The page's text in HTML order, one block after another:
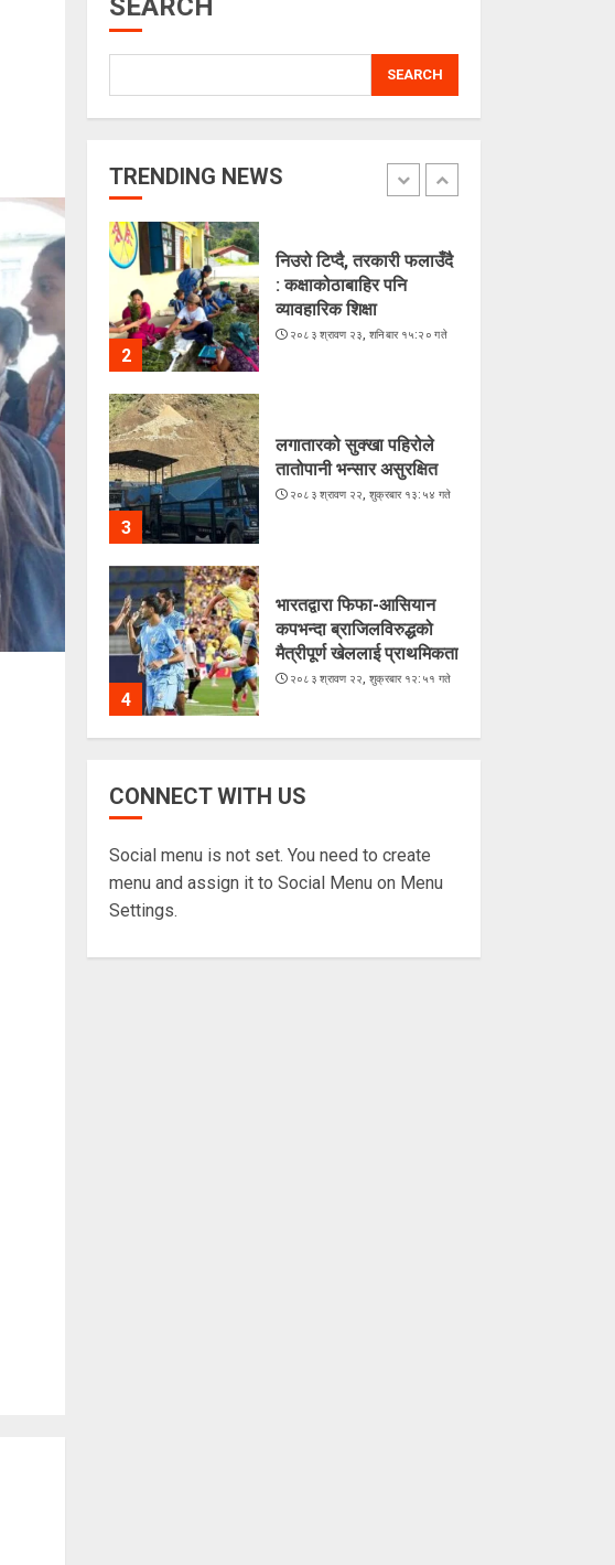
SEARCH
SEARCH
TRENDING NEWS
5
1
चराहरूको संसारमा छिर्दै
2
निउरो टिप्दै, तरकारी फलाउँदै
: कक्षाकोठाबाहिर पनि
व्यावहारिक शिक्षा
२०८३ श्रावण २३, शनिबार १५:२० गते
3
लगातारको सुक्खा पहिरोले
तातोपानी भन्सार असुरक्षित
२०८३ श्रावण २२, शुक्रबार १३:५४ गते
4
भारतद्वारा फिफा-आसियान
कपभन्दा ब्राजिलविरुद्धको
मैत्रीपूर्ण खेललाई प्राथमिकता
२०८३ श्रावण २२, शुक्रबार १२:५१ गते
आफूसँग प्रतिस्पर्धा गरेँ : मिस
२०८३ श्रावण २१, बिहीबार १६:०३ गते
चराहरूको संसारमा छिर्दै
CONNECT WITH US
Social menu is not set. You need to create
menu and assign it to Social Menu on Menu
Settings.